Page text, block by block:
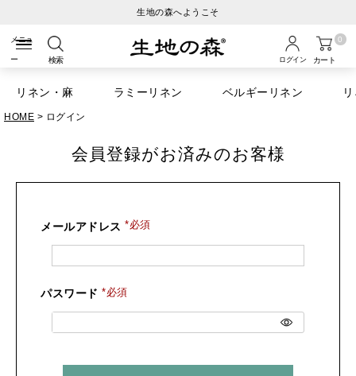
生地の森へようこそ
検索 ログイン カート
0
リネン・麻 ラミーリネン ベルギーリネン
HOME ログイン
会員登録がお済みのお客様
メールアドレス
(必須)
パスワード
(必須)